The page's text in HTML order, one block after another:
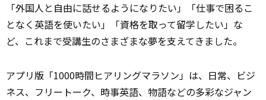
「外国人と自由に話せるようになりたい」「仕事で困るこ
となく英語を使いたい」「資格を取って留学したい」な
ど、これまで受講生のさまざまな夢を支えてきました。
アプリ版「1000時間ヒアリングマラソン」は、日常、ビジ
ネス、フリートーク、時事英語、物語などの多彩なジャン